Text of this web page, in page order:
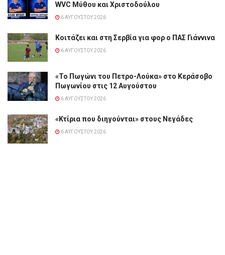
WVC Μύθου και Χριστοδούλου
6 ΑΥΓΟΎΣΤΟΥ 2026
Κοιτάζει και στη Σερβία για φορ ο ΠΑΣ Γιάννινα
6 ΑΥΓΟΎΣΤΟΥ 2026
«Το Πωγώνι του Πετρο-Λούκα» στο Κεράσοβο
Πωγωνίου στις 12 Αυγούστου
6 ΑΥΓΟΎΣΤΟΥ 2026
«Κτίρια που διηγούνται» στους Νεγάδες
6 ΑΥΓΟΎΣΤΟΥ 2026